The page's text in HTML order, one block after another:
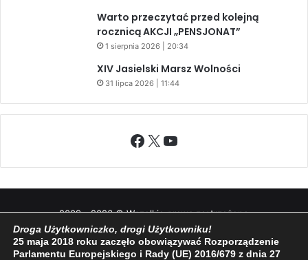
Warto przeczytać przed kolejną
rocznicą AKCJI „PENSJONAT”
1 sierpnia 2026 | 20:34
XIV Jasielski Marsz Wolności
31 lipca 2026 | 11:44
Facebook
X YouTube
2009 - 2026 © Wszelkie prawa zastrzeżone
O NAS
REDAKCJA POLITYKA PRYWATNOŚCI
Droga Użytkowniczko, drogi Użytkowniku!
25 maja 2018 roku zaczęło obowiązywać Rozporządzenie
Parlamentu Europejskiego i Rady (UE) 2016/679 z dnia 27